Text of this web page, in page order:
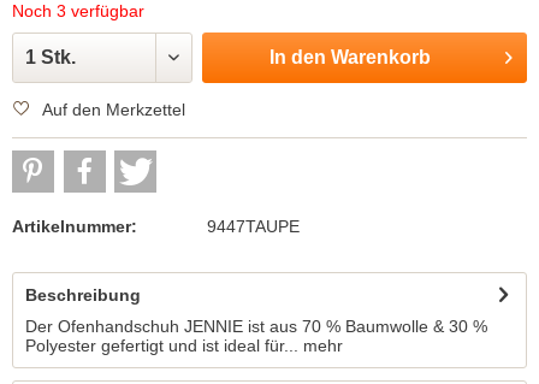
Noch 3 verfügbar
In den Warenkorb
Auf den Merkzettel
Artikelnummer: 9447TAUPE
Beschreibung
Der Ofenhandschuh JENNIE ist aus 70 % Baumwolle & 30 %
Polyester gefertigt und ist ideal für...
mehr